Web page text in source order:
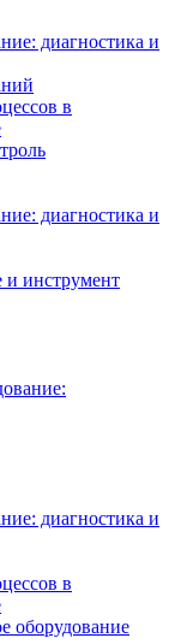
диагностика и
в
диагностика и
и инструмент
диагностика и
в
оборудование